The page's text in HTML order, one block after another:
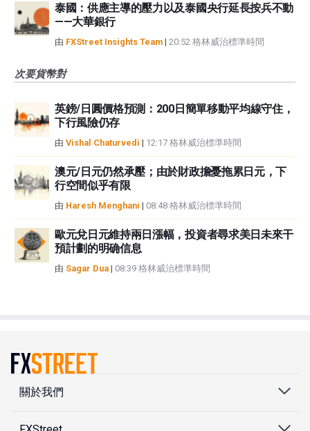
泰國：供應主導的壓力以及泰國央行延長按兵不動
——大華銀行
由 FXStreet Insights Team | 20:52 格林威治標準時間
次要貨幣對
英鎊/日圓價格預測：200日簡單移動平均線守住，
下行風險仍存
由 Vishal Chaturvedi | 12:17 格林威治標準時間
澳元/日元仍然承壓；由於財政擔憂拖累日元，下
行空間似乎有限
由 Haresh Menghani | 08:48 格林威治標準時間
歐元兌日元維持兩日漲幅，投資者尋求美日未來干
預計劃的明确信息
由 Sagar Dua | 08:39 格林威治標準時間
關於我們